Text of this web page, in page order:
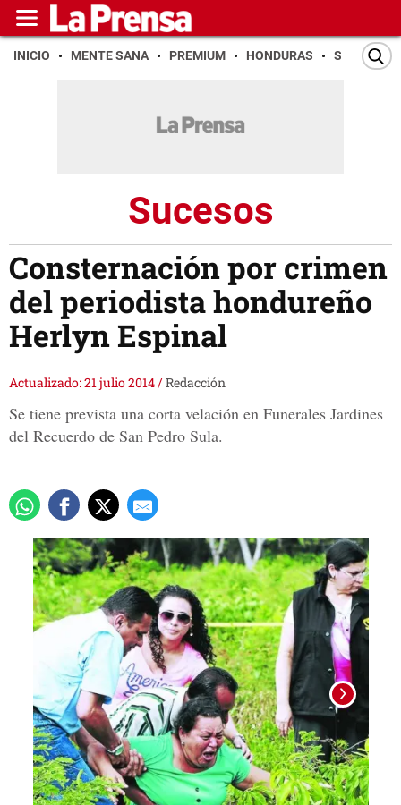
INICIO MENTE SANA PREMIUM HONDURAS SAN PEDRO
Sucesos
Consternación por crimen
del periodista hondureño
Herlyn Espinal
Actualizado: 21 julio 2014/Redacción
Se tiene prevista una corta velación en Funerales Jardines
del Recuerdo de San Pedro Sula.
Foto: